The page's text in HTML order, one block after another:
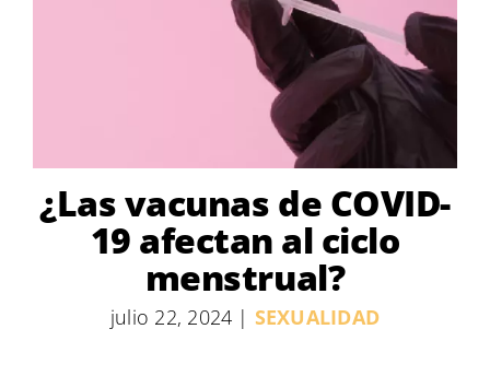
¿Las vacunas de COVID-
19 afectan al ciclo
menstrual?
julio 22, 2024 | SEXUALIDAD